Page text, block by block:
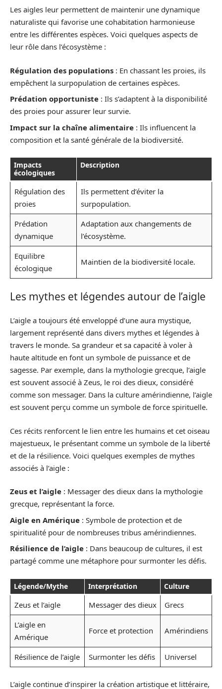
Les aigles leur permettent de maintenir une dynamique
naturaliste qui favorise une cohabitation harmonieuse
entre les différentes espèces. Voici quelques aspects de
leur rôle dans l’écosystème :
Régulation des populations : En chassant les proies, ils
empêchent la surpopulation de certaines espèces.
Prédation opportuniste : Ils s’adaptent à la disponibilité
des proies pour assurer leur survie.
Impact sur la chaîne alimentaire : Ils influencent la
composition et la santé générale de la biodiversité.
Impacts
écologiques
Description
Régulation des
proies
Ils permettent d’éviter la
surpopulation.
Prédation
dynamique
Adaptation aux changements de
l’écosystème.
Equilibre
écologique
Maintien de la biodiversité locale.
Les mythes et légendes autour de l’aigle
L’aigle a toujours été enveloppé d’une aura mystique,
largement représenté dans divers mythes et légendes à
travers le monde. Sa grandeur et sa capacité à voler à
haute altitude en font un symbole de puissance et de
sagesse. Par exemple, dans la mythologie grecque, l’aigle
est souvent associé à Zeus, le roi des dieux, considéré
comme son messager. Dans la culture amérindienne, l’aigle
est souvent perçu comme un symbole de force spirituelle.
Ces récits renforcent le lien entre les humains et cet oiseau
majestueux, le présentant comme un symbole de la liberté
et de la résilience. Voici quelques exemples de mythes
associés à l’aigle :
Zeus et l’aigle : Messager des dieux dans la mythologie
grecque, représentant la force.
Aigle en Amérique : Symbole de protection et de
spiritualité pour de nombreuses tribus amérindiennes.
Résilience de l’aigle : Dans beaucoup de cultures, il est
partagé comme une métaphore pour surmonter les défis.
Légende/Mythe Interprétation Culture
Zeus et l’aigle Messager des dieux
Grecs
L’aigle en
Amérique
Force et protection Amérindiens
Résilience de l’aigle Surmonter les défis Universel
L’aigle continue d’inspirer la création artistique et littéraire,